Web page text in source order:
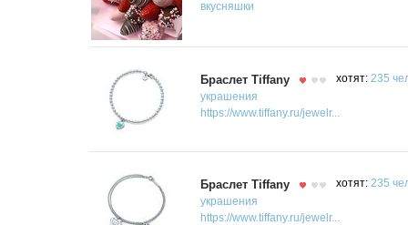
вкусняшки
Браслет Tiffany хотят: 235
украшения
https://www.tiffany.ru/jewelr...
Браслет Tiffany хотят: 235
украшения
https://www.tiffany.ru/jewelr...